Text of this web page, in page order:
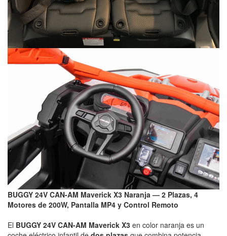
BUGGY 24V CAN-AM Maverick X3 Naranja — 2 Plazas, 4
Motores de 200W, Pantalla MP4 y Control Remoto
El BUGGY 24V CAN-AM Maverick X3 en color naranja es un